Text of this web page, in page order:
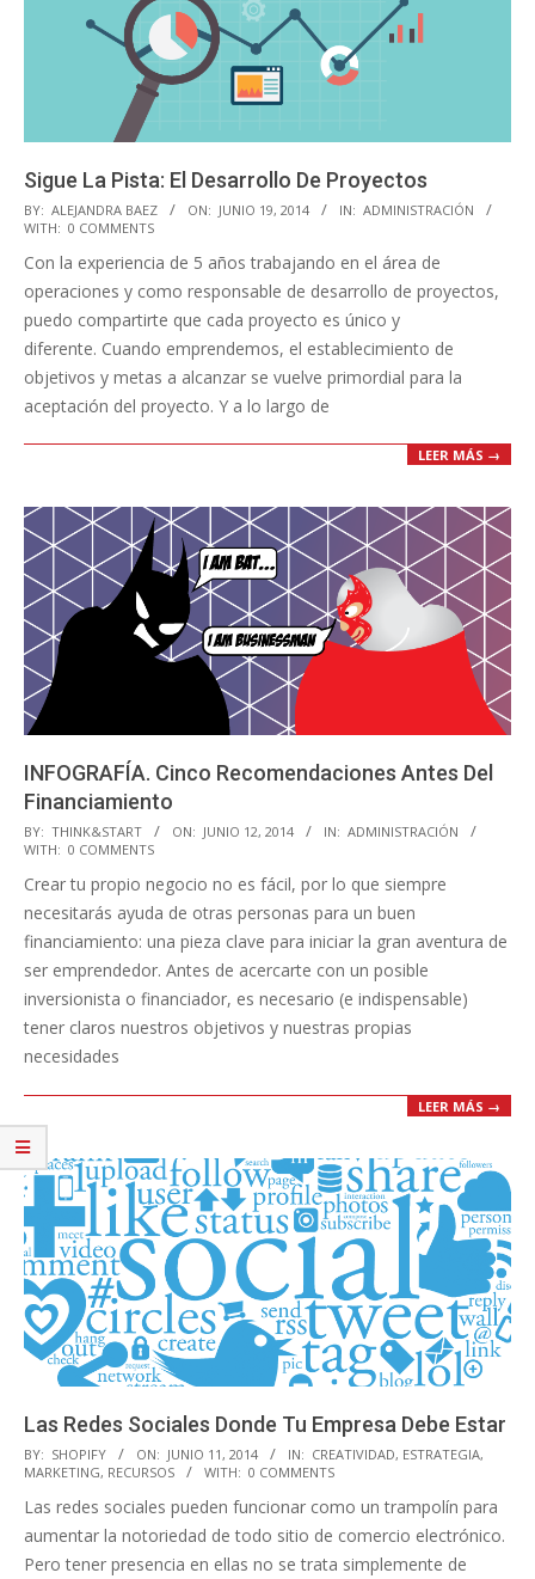
Sigue La Pista: El Desarrollo De Proyectos
2014-
06-
19
BY: ALEJANDRA BAEZ ON: JUNIO 19, 2014 IN: ADMINISTRACIÓN
WITH: 0 COMMENTS
Con la experiencia de 5 años trabajando en el área de
operaciones y como responsable de desarrollo de proyectos,
puedo compartirte que cada proyecto es único y
diferente. Cuando emprendemos, el establecimiento de
objetivos y metas a alcanzar se vuelve primordial para la
aceptación del proyecto. Y a lo largo de
LEER MÁS →
INFOGRAFÍA. Cinco Recomendaciones Antes Del
Financiamiento
2014-
06-
12
BY: THINK&START ON: JUNIO 12, 2014 IN: ADMINISTRACIÓN
WITH: 0 COMMENTS
Crear tu propio negocio no es fácil, por lo que siempre
necesitarás ayuda de otras personas para un buen
financiamiento: una pieza clave para iniciar la gran aventura de
ser emprendedor. Antes de acercarte con un posible
inversionista o financiador, es necesario (e indispensable)
tener claros nuestros objetivos y nuestras propias
necesidades
LEER MÁS →
Las Redes Sociales Donde Tu Empresa Debe Estar
2014-
06-
11
BY: SHOPIFY ON: JUNIO 11, 2014 IN: CREATIVIDAD, ESTRATEGIA,
MARKETING, RECURSOS WITH: 0 COMMENTS
Las redes sociales pueden funcionar como un trampolín para
aumentar la notoriedad de todo sitio de comercio electrónico.
Pero tener presencia en ellas no se trata simplemente de